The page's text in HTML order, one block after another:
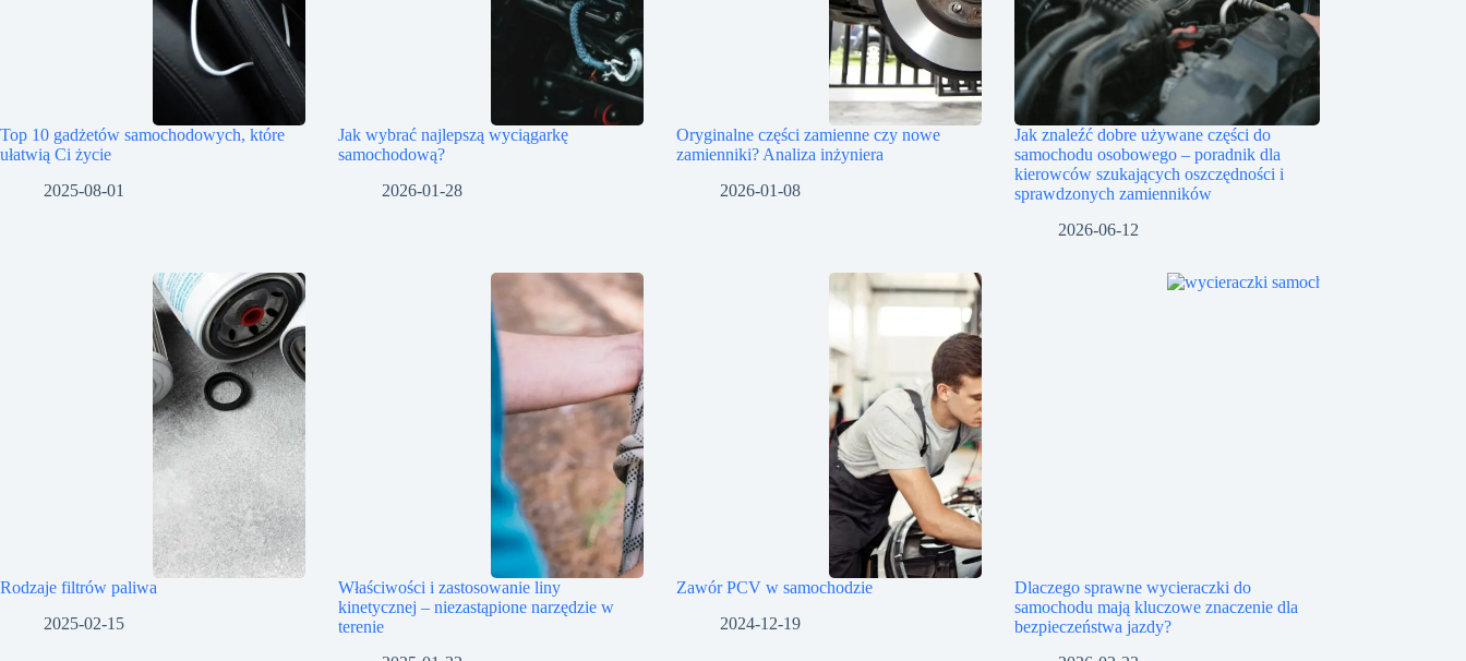
Top 10 gadżetów samochodowych, które
ułatwią Ci życie
2025-08-01
Jak wybrać najlepszą wyciągarkę
samochodową?
2026-01-28
Oryginalne części zamienne czy nowe
zamienniki? Analiza inżyniera
2026-01-08
Jak znaleźć dobre używane części do
samochodu osobowego – poradnik dla
kierowców szukających oszczędności i
sprawdzonych zamienników
2026-06-12
Rodzaje filtrów paliwa
2025-02-15
Właściwości i zastosowanie liny
kinetycznej – niezastąpione narzędzie w
terenie
Zawór PCV w samochodzie
2024-12-19
Dlaczego sprawne wycieraczki do
samochodu mają kluczowe znaczenie dla
bezpieczeństwa jazdy?